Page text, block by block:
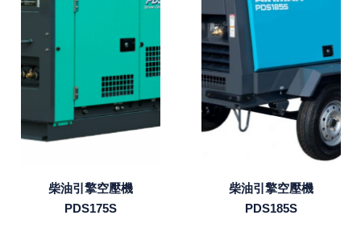
柴油引擎空壓機
PDS175S
柴油引擎空壓機
PDS185S